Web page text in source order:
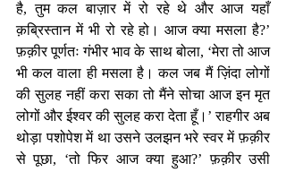
है, तुम कल बाज़ार में रो रहे थे और आज यहाँ
क़ब्रिस्तान में भी रो रहे हो। आज क्या मसला है?’
फ़क़ीर पूर्णतः गंभीर भाव के साथ बोला, ‘मेरा तो आज
भी कल वाला ही मसला है। कल जब मैं ज़िंदा लोगों
की सुलह नहीं करा सका तो मैंने सोचा आज इन मृत
लोगों और ईश्वर की सुलह करा देता हूँ।’ राहगीर अब
थोड़ा पशोपेश में था उसने उलझन भरे स्वर में फ़क़ीर
से पूछा, ‘तो फिर आज क्या हुआ?’ फ़क़ीर उसी